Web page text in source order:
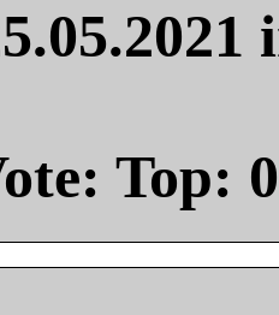
Top: 0